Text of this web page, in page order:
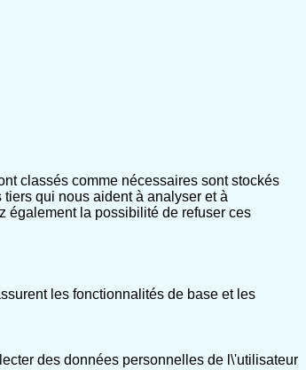
classés comme nécessaires sont stockés
qui nous aident à analyser et à
également la possibilité de refuser ces
les fonctionnalités de base et les
des données personnelles de l\'utilisateur